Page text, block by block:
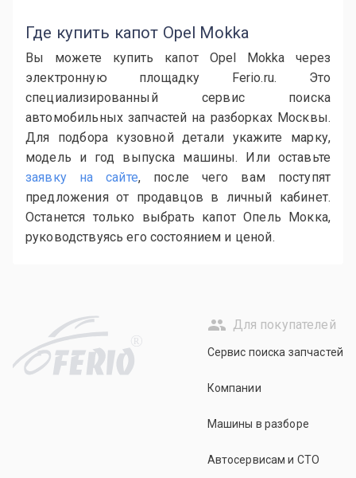
Где купить капот Opel Mokka
Вы можете купить капот Opel Mokka через
электронную площадку Ferio.ru. Это
специализированный сервис поиска
автомобильных запчастей на разборках Москвы.
Для подбора кузовной детали укажите марку,
модель и год выпуска машины. Или оставьте
заявку на сайте, после чего вам поступят
предложения от продавцов в личный кабинет.
Останется только выбрать капот Опель Мокка,
руководствуясь его состоянием и ценой.
R
Для покупателей
Сервис поиска запчастей
Компании
Машины в разборе
Автосервисам и СТО